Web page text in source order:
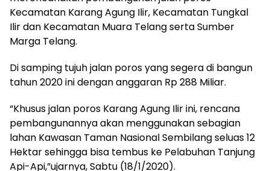
Kecamatan Karang Agung Ilir, Kecamatan Tungkal
Ilir dan Kecamatan Muara Telang serta Sumber
Marga Telang.
Di samping tujuh jalan poros yang segera di bangun
tahun 2020 ini dengan anggaran Rp 288 Miliar.
“Khusus jalan poros Karang Agung Ilir ini, rencana
pembangunannya akan menggunakan sebagian
lahan Kawasan Taman Nasional Sembilang seluas 12
Hektar sehingga bisa tembus ke Pelabuhan Tanjung
Api-Api,”ujarnya, Sabtu (18/1/2020).